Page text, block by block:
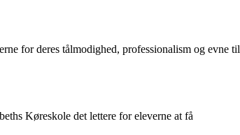
for deres tålmodighed, professionalism og evne til
Køreskole det lettere for eleverne at få